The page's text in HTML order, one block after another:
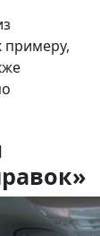
примеру,